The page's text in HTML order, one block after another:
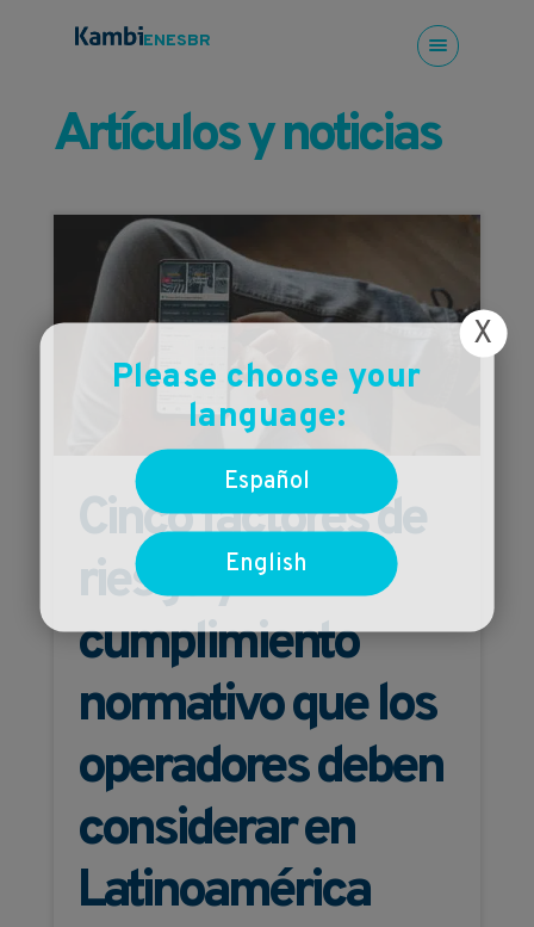
ENESBR
Artículos y noticias
Cinco factores de
riesgo y
cumplimiento
normativo que los
operadores deben
considerar en
Latinoamérica
X
Please choose your
language:
Español
English